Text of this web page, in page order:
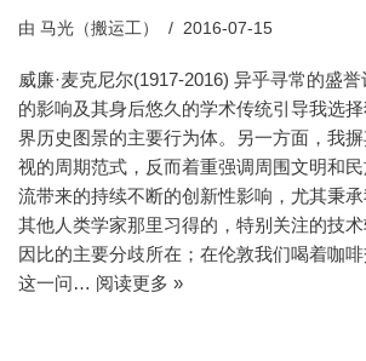
由 马光（搬运工） 2016-07-15
威廉·麦克尼尔(1917-2016) 异乎寻常的盛
的影响及其身后悠久的学术传统引导我选
界历史图景的主要行为体。另一方面，我
视的周期范式，反而着重强调周围文明和
流带来的持续不断的创新性影响，尤其秉
其他人类学家那里习得的，特别关注的技
因比的主要分歧所在；在伦敦我们喝着咖
这一问… 阅读更多 »